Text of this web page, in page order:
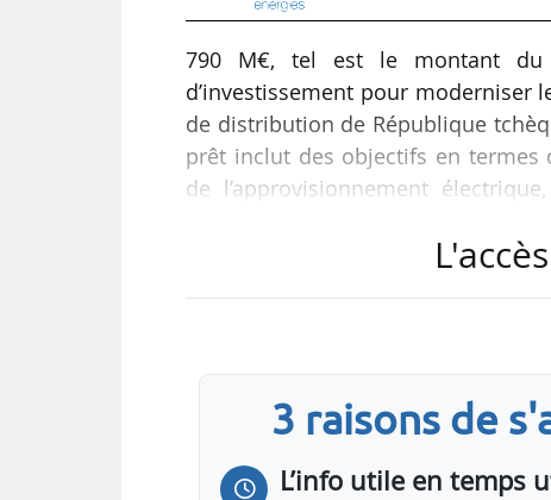
790 M€, tel est le montant du
d’investissement pour moderniser
de distribution de République
prêt inclut des objectifs en termes
de l’approvisionnement
production renouvelable. Il
« Ce nouveau prêt de la BEI
distribution et à intégrer de
3 raisons de
L’info utile en temps